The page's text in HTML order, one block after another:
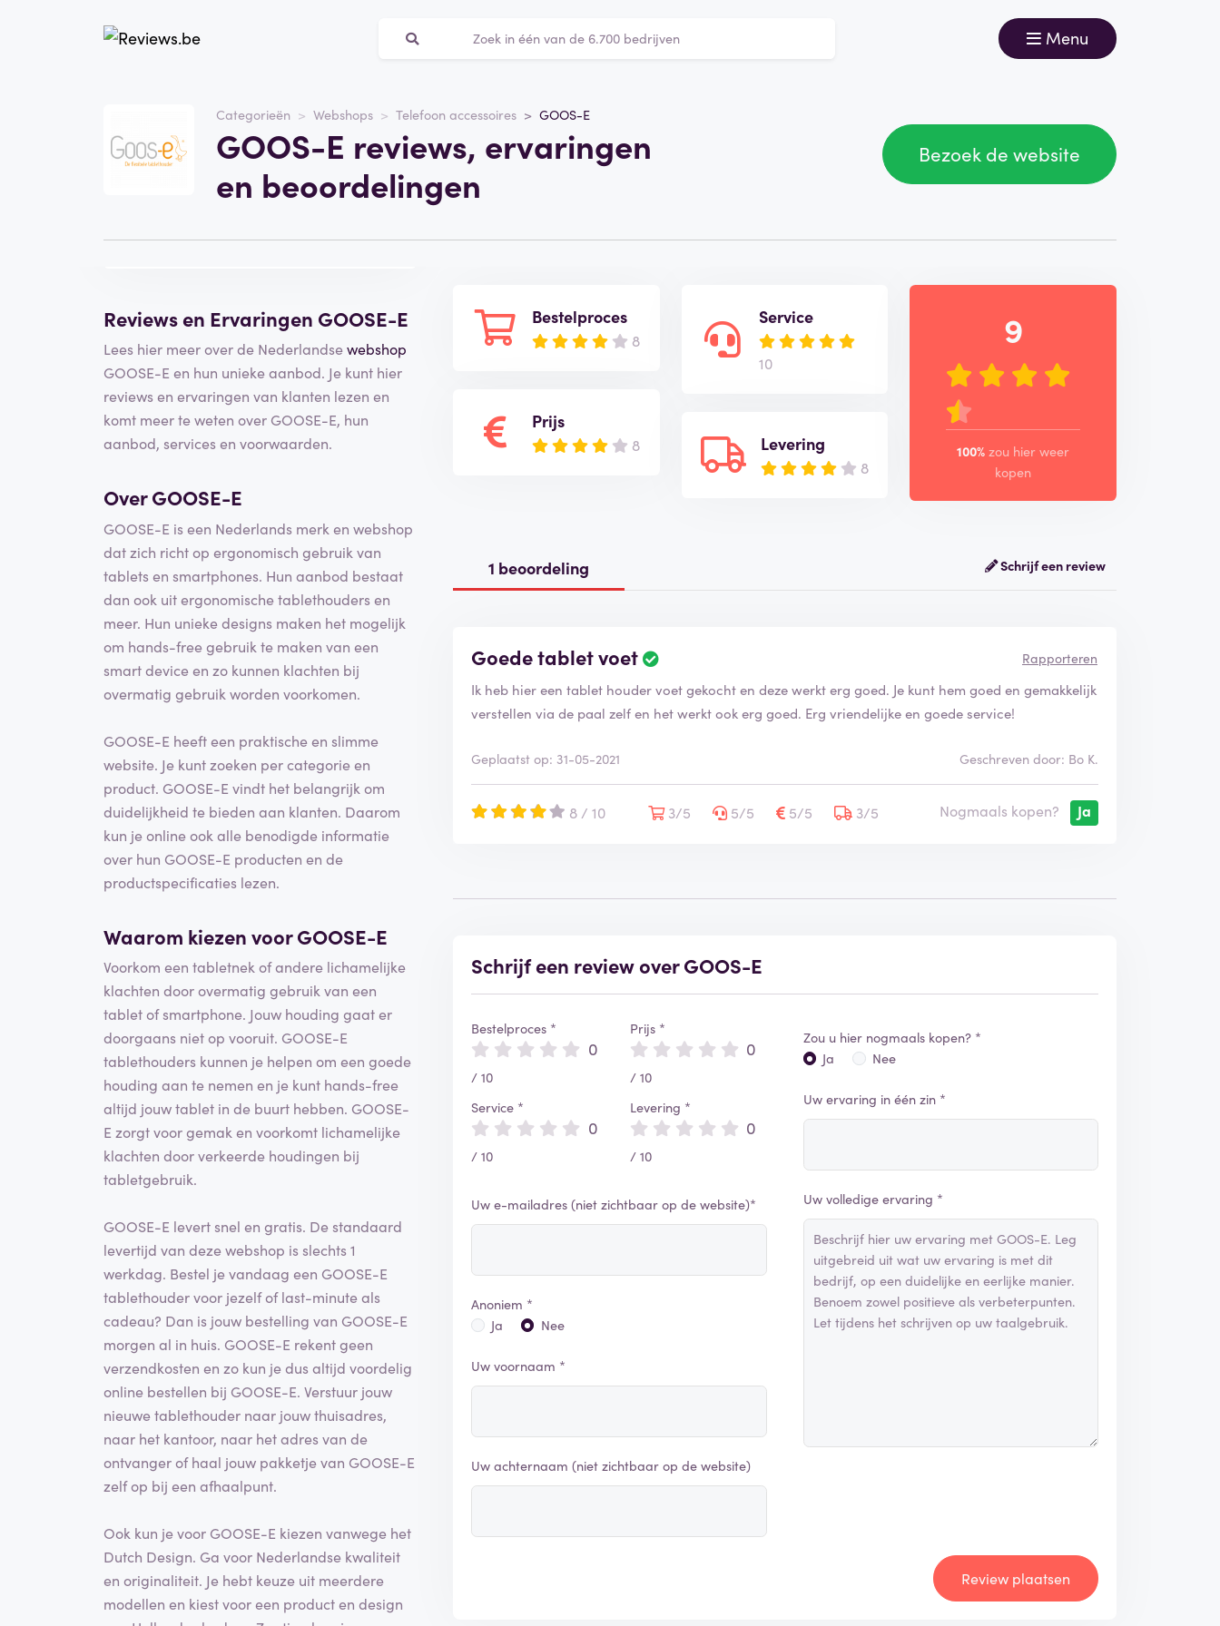
Menu
Categorieën Webshops Telefoon accessoires GOOS-E
GOOS-E reviews, ervaringen
en beoordelingen
Bezoek de website
goos-e.com
Categorie
Webshops
Reviews en Ervaringen GOOSE-E
Lees hier meer over de Nederlandsewebshop
GOOSE-E en hun unieke aanbod. Je kunt hier
reviews en ervaringen van klanten lezen en
komt meer te weten over GOOSE-E, hun
aanbod, services en voorwaarden.
Over GOOSE-E
GOOSE-E is een Nederlands merk en webshop
dat zich richt op ergonomisch gebruik van
tablets en smartphones. Hun aanbod bestaat
dan ook uit ergonomische tablethouders en
meer. Hun unieke designs maken het mogelijk
om hands-free gebruik te maken van een
smart device en zo kunnen klachten bij
overmatig gebruik worden voorkomen.
GOOSE-E heeft een praktische en slimme
website. Je kunt zoeken per categorie en
product. GOOSE-E vindt het belangrijk om
duidelijkheid te bieden aan klanten. Daarom
kun je online ook alle benodigde informatie
over hun GOOSE-E producten en de
productspecificaties lezen.
Waarom kiezen voor GOOSE-E
Voorkom een tabletnek of andere lichamelijke
klachten door overmatig gebruik van een
tablet of smartphone. Jouw houding gaat er
doorgaans niet op vooruit. GOOSE-E
tablethouders kunnen je helpen om een goede
houding aan te nemen en je kunt hands-free
altijd jouw tablet in de buurt hebben. GOOSE-
E zorgt voor gemak en voorkomt lichamelijke
klachten door verkeerde houdingen bij
tabletgebruik.
GOOSE-E levert snel en gratis. De standaard
levertijd van deze webshop is slechts 1
werkdag. Bestel je vandaag een GOOSE-E
tablethouder voor jezelf of last-minute als
cadeau? Dan is jouw bestelling van GOOSE-E
morgen al in huis. GOOSE-E rekent geen
verzendkosten en zo kun je dus altijd voordelig
online bestellen bij GOOSE-E. Verstuur jouw
nieuwe tablethouder naar jouw thuisadres,
naar het kantoor, naar het adres van de
ontvanger of haal jouw pakketje van GOOSE-E
zelf op bij een afhaalpunt.
Ook kun je voor GOOSE-E kiezen vanwege het
Dutch Design. Ga voor Nederlandse kwaliteit
en originaliteit. Je hebt keuze uit meerdere
modellen en kiest voor een product en design
Bestelproces
8
Prijs
8
Service
10
Levering
8
9
100% zou hier weer
kopen
1 beoordeling Schrijf een review
Goede tablet voet Rapporteren
Ik heb hier een tablet houder voet gekocht en deze werkt erg goed. Je kunt hem goed en gemakkelijk
verstellen via de paal zelf en het werkt ook erg goed. Erg vriendelijke en goede service!
Geplaatst op: 31-05-2021 Geschreven door: Bo K.
8 / 10 3/5 5/5 5/5 3/5 Nogmaals kopen? Ja
Schrijf een review over GOOS-E
Bestelproces *
0
/ 10
Service *
0
/ 10
Prijs *
0
/ 10
Levering *
0
/ 10
Uw e-mailadres (niet zichtbaar op de website)*
Anoniem *
Ja
Nee
Uw voornaam *
Uw achternaam (niet zichtbaar op de website)
Zou u hier nogmaals kopen? *
Ja
Nee
Uw ervaring in één zin *
Uw volledige ervaring *
Review plaatsen